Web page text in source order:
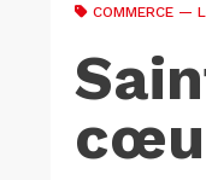
COMMERCE —